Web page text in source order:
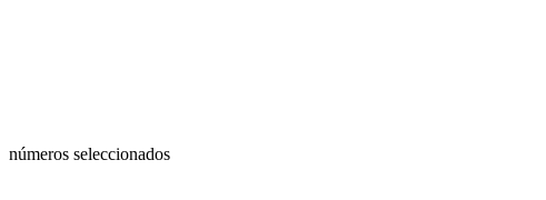
números seleccionados